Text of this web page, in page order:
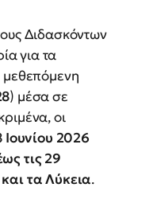
Διδασκόντων
για τα
μεθεπόμενη
) μέσα σε
οι
Ιουνίου 2026
τις 29
τα Λύκεια.